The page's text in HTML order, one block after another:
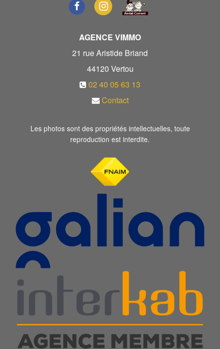
AGENCE VIMMO
21 rue Aristide Briand
44120 Vertou
02 40 05 63 13
Contact
Les photos sont des propriétés intellectuelles, toute
reproduction est interdite.